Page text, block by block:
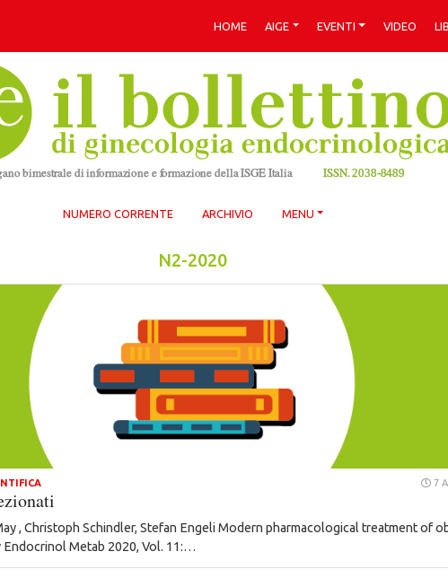
HOME AIGE EVENTI VIDEO
NUMERO CORRENTE ARCHIVIO MENU
N2-2020
7
, Christoph Schindler, Stefan Engeli Modern pharmacological treatment of
Metab 2020, Vol. 11:…